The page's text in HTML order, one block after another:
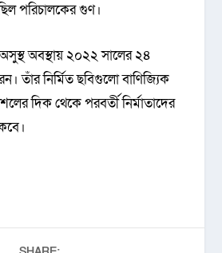
পরিচালকের গুণ।
অবস্থায় ২০২২ সালের ২৪
তাঁর নির্মিত ছবিগুলো বাণিজ্যিক
দিক থেকে পরবর্তী নির্মাতাদের